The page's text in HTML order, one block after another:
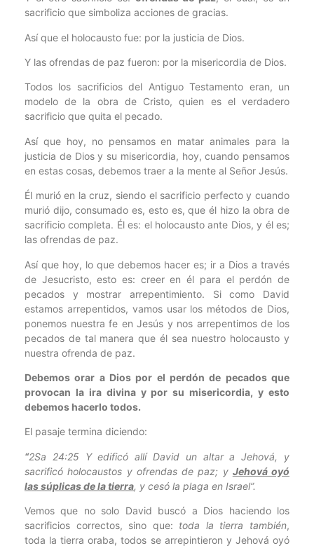
sacrificio que simboliza acciones de gracias.
Así que el holocausto fue: por la justicia de Dios.
Y las ofrendas de paz fueron: por la misericordia de Dios.
Todos los sacrificios del Antiguo Testamento eran, un
modelo de la obra de Cristo, quien es el verdadero
sacrificio que quita el pecado.
Así que hoy, no pensamos en matar animales para la
justicia de Dios y su misericordia, hoy, cuando pensamos
en estas cosas, debemos traer a la mente al Señor Jesús.
Él murió en la cruz, siendo el sacrificio perfecto y cuando
murió dijo, consumado es, esto es, que él hizo la obra de
sacrificio completa. Él es: el holocausto ante Dios, y él es;
las ofrendas de paz.
Así que hoy, lo que debemos hacer es; ir a Dios a través
de Jesucristo, esto es: creer en él para el perdón de
pecados y mostrar arrepentimiento. Si como David
estamos arrepentidos, vamos usar los métodos de Dios,
ponemos nuestra fe en Jesús y nos arrepentimos de los
pecados de tal manera que él sea nuestro holocausto y
nuestra ofrenda de paz.
Debemos orar a Dios por el perdón de pecados que
provocan la ira divina y por su misericordia, y esto
debemos hacerlo todos.
El pasaje termina diciendo:
“2Sa 24:25 Y edificó allí David un altar a Jehová, y
sacrificó holocaustos y ofrendas de paz; y Jehová oyó
las súplicas de la tierra, y cesó la plaga en Israel”.
Vemos que no solo David buscó a Dios haciendo los
sacrificios correctos, sino que: toda la tierra también,
toda la tierra oraba, todos se arrepintieron y Jehová oyó